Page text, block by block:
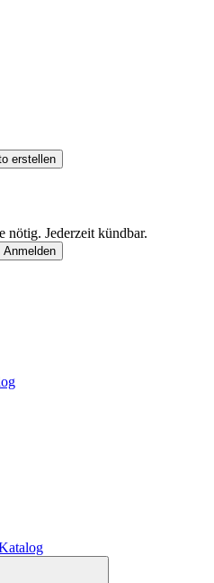
erstellen
nötig. Jederzeit kündbar.
Anmelden